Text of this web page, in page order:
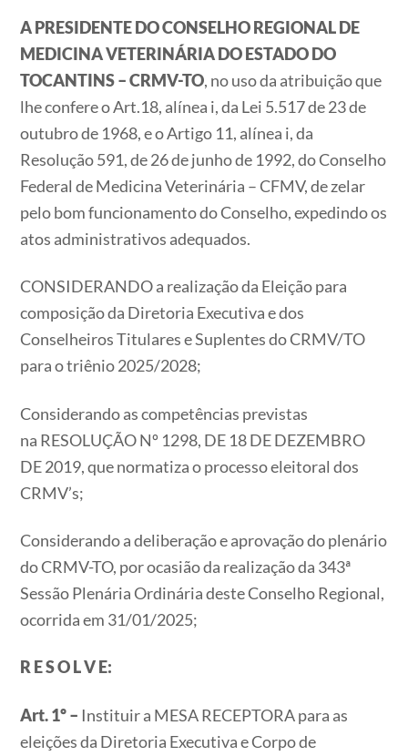
A PRESIDENTE DO CONSELHO REGIONAL DE
MEDICINA VETERINÁRIA DO ESTADO DO
TOCANTINS – CRMV-TO, no uso da atribuição que
lhe confere o Art.18, alínea i, da Lei 5.517 de 23 de
outubro de 1968, e o Artigo 11, alínea i, da
Resolução 591, de 26 de junho de 1992, do Conselho
Federal de Medicina Veterinária – CFMV, de zelar
pelo bom funcionamento do Conselho, expedindo os
atos administrativos adequados.
CONSIDERANDO a realização da Eleição para
composição da Diretoria Executiva e dos
Conselheiros Titulares e Suplentes do CRMV/TO
para o triênio 2025/2028;
Considerando as competências previstas
na RESOLUÇÃO Nº 1298, DE 18 DE DEZEMBRO
DE 2019, que normatiza o processo eleitoral dos
CRMV’s;
Considerando a deliberação e aprovação do plenário
do CRMV-TO, por ocasião da realização da 343ª
Sessão Plenária Ordinária deste Conselho Regional,
ocorrida em 31/01/2025;
R E S O L V E:
Art. 1º – Instituir a MESA RECEPTORA para as
eleições da Diretoria Executiva e Corpo de